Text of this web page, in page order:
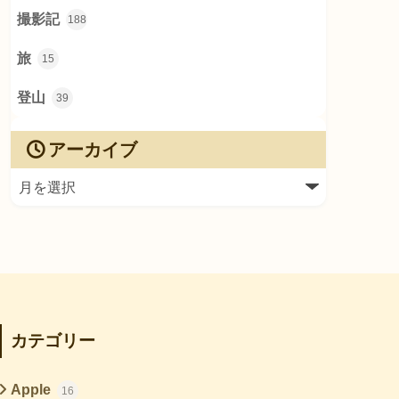
撮影記 188
旅 15
登山 39
アーカイブ
カテゴリー
Apple 16